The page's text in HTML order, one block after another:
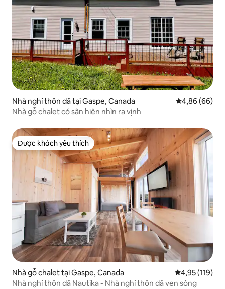
Nhà nghỉ thôn dã tại Gaspe, Canada Xếp hạng
4,86 (66)
Nhà gỗ chalet có sân hiên nhìn ra vịnh
Được khách yêu thích
Được khách yêu thích
Nhà gỗ chalet tại Gaspe, Canada Xếp hạng
4,95 (119)
Nhà nghỉ thôn dã Nautika - Nhà nghỉ thôn dã ven sông